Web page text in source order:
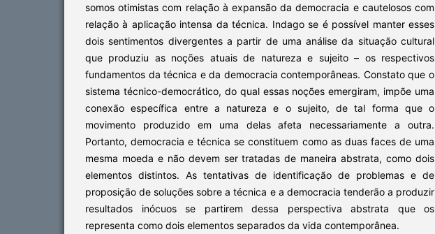
somos otimistas com relação à expansão da democracia e cautelosos com
relação à aplicação intensa da técnica. Indago se é possível manter esses
dois sentimentos divergentes a partir de uma análise da situação cultural
que produziu as noções atuais de natureza e sujeito – os respectivos
fundamentos da técnica e da democracia contemporâneas. Constato que o
sistema técnico-democrático, do qual essas noções emergiram, impõe uma
conexão específica entre a natureza e o sujeito, de tal forma que o
movimento produzido em uma delas afeta necessariamente a outra.
Portanto, democracia e técnica se constituem como as duas faces de uma
mesma moeda e não devem ser tratadas de maneira abstrata, como dois
elementos distintos. As tentativas de identificação de problemas e de
proposição de soluções sobre a técnica e a democracia tenderão a produzir
resultados inócuos se partirem dessa perspectiva abstrata que os
representa como dois elementos separados da vida contemporânea.